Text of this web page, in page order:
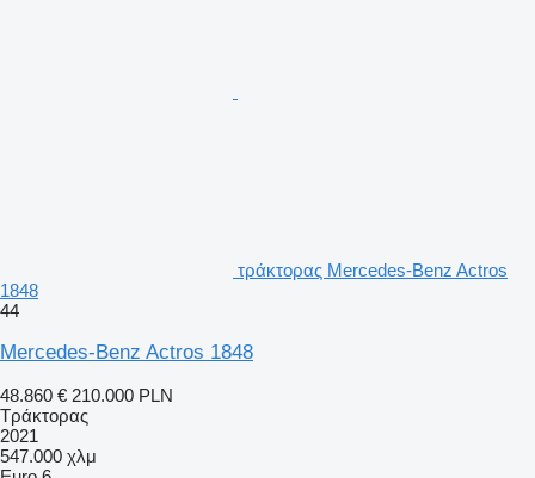
τράκτορας Mercedes-Benz Actros
1848
44
Mercedes-Benz Actros 1848
48.860 € 210.000 PLN
Τράκτορας
2021
547.000 χλμ